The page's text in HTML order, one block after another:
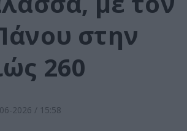
στην
260
2026 / 15:58